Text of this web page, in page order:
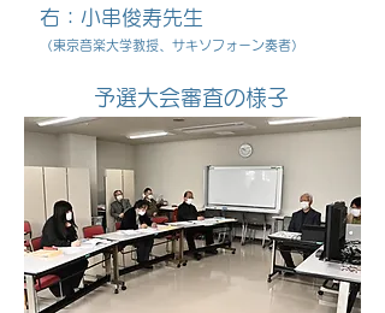
右：小串俊寿先生
（東京音楽大学教授、サキソフォーン奏者）
予選大会審査の様子